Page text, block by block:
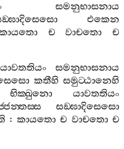
සමනුභාසනාය
එකෙන
ච වාචතො
ච
යාවතතියං
සමනුභාසනාය
කතීහි සමුට‍්ඨානෙහි
භික‍්ඛුනො
යාවතතියං
සඞ‍්ඝාදිසෙසො
:කායතො ච වාචතො ච